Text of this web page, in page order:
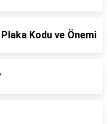
Kodu ve Önemi